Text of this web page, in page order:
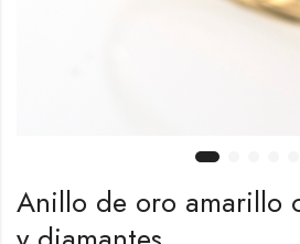
Anillo de oro amarillo